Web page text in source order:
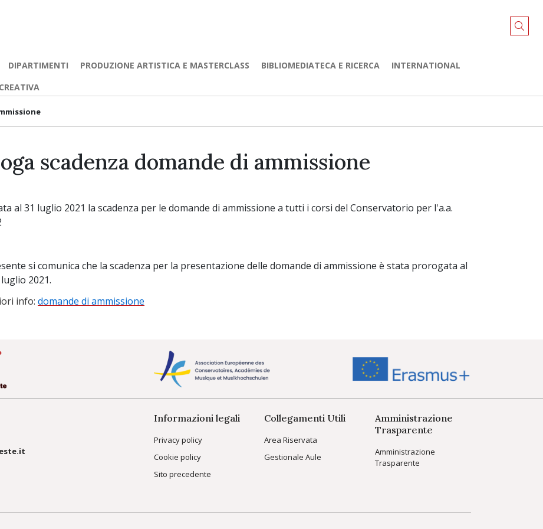
DIPARTIMENTI PRODUZIONE ARTISTICA E MASTERCLASS BIBLIOMEDIATECA E RICERCA
INTERNATIONAL
scadenza domande di ammissione
al 31 luglio 2021 la scadenza per le domande di ammissione a tutti i corsi del Conservatorio per l'a.a.
si comunica che la scadenza per la presentazione delle domande di ammissione è stata prorogata al
2021.
info: domande di ammissione
Informazioni legali
Privacy policy
Cookie policy
Sito precedente
Collegamenti Utili
Area Riservata
Gestionale Aule
Amministrazione
Trasparente
Amministrazione
Trasparente